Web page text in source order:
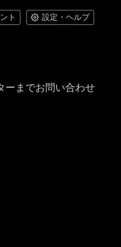
ト 設定・ヘルプ
ーまでお問い合わせ